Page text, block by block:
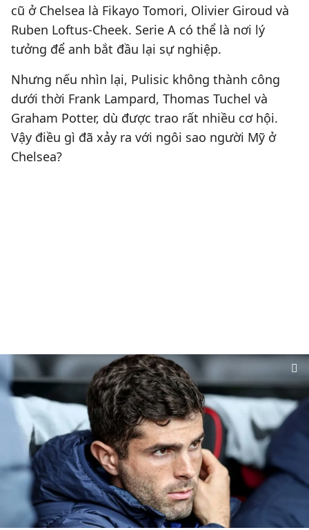
cũ ở Chelsea là Fikayo Tomori, Olivier Giroud và
Ruben Loftus-Cheek. Serie A có thể là nơi lý
tưởng để anh bắt đầu lại sự nghiệp.
Nhưng nếu nhìn lại, Pulisic không thành công
dưới thời Frank Lampard, Thomas Tuchel và
Graham Potter, dù được trao rất nhiều cơ hội.
Vậy điều gì đã xảy ra với ngôi sao người Mỹ ở
Chelsea?